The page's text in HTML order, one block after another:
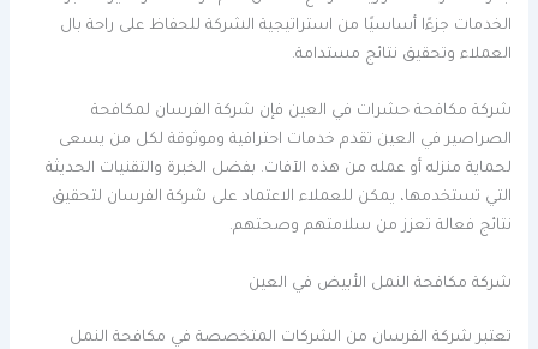
الخدمات جزءًا أساسيًا من استراتيجية الشركة للحفاظ على راحة بال
العملاء وتحقيق نتائج مستدامة.
شركة مكافحة حشرات في العين فإن شركة الفرسان لمكافحة
الصراصير في العين تقدم خدمات احترافية وموثوقة لكل من يسعى
لحماية منزله أو عمله من هذه الآفات. بفضل الخبرة والتقنيات الحديثة
التي تستخدمها، يمكن للعملاء الاعتماد على شركة الفرسان لتحقيق
نتائج فعالة تعزز من سلامتهم وصحتهم.
شركة مكافحة النمل الأبيض في العين
تعتبر شركة الفرسان من الشركات المتخصصة في مكافحة النمل